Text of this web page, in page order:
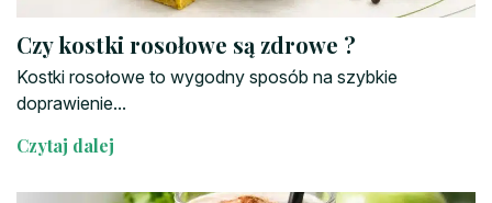
Czy kostki rosołowe są zdrowe ?
Kostki rosołowe to wygodny sposób na szybkie
doprawienie...
Czytaj dalej